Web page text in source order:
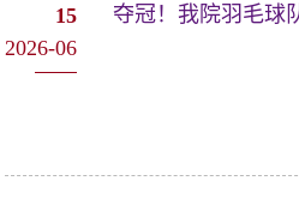
15
2026-06
夺冠！我院羽毛球